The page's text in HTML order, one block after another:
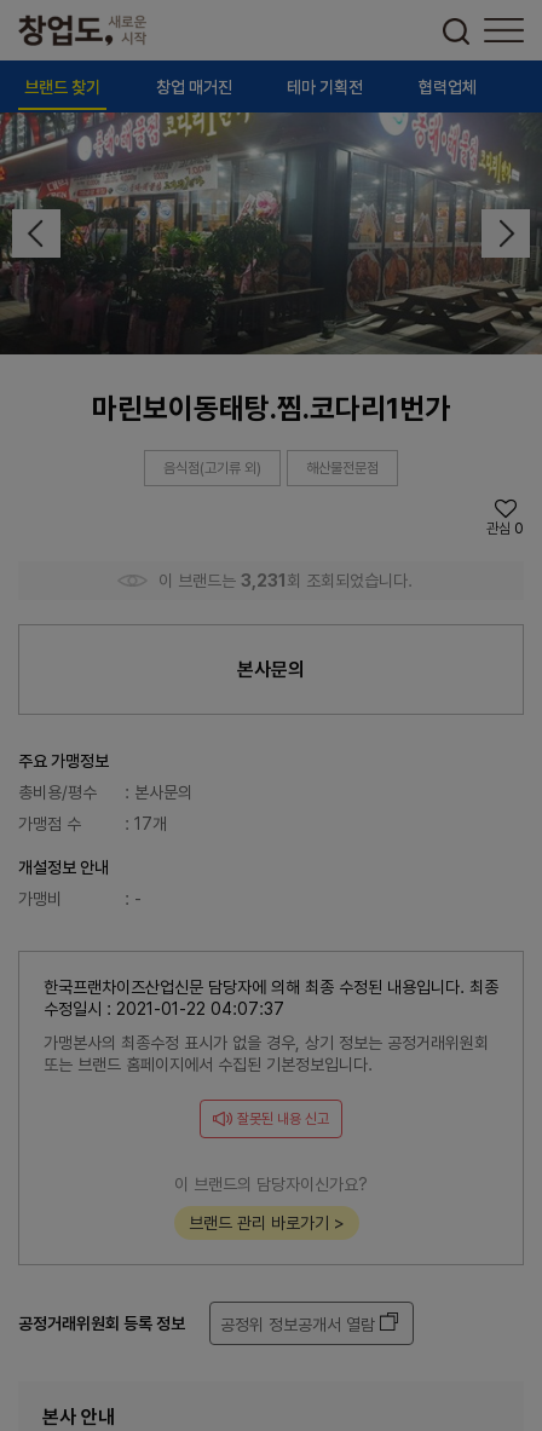
브랜드 찾기 창업 매거진 테마 기획전 협력업체
마린보이동태탕.찜.코다리1번가
음식점(고기류 외) 해산물전문점
관심 0
이 브랜드는 3,231 회 조회되었습니다.
본사문의
주요 가맹정보
총비용/평수
: 본사문의
가맹점 수
: 17개
개설정보 안내
가맹비
: -
한국프랜차이즈산업신문 담당자에 의해 최종 수정된 내용입니다. 최종
수정일시 : 2021-01-22 04:07:37
가맹본사의 최종수정 표시가 없을 경우, 상기 정보는 공정거래위원회
또는 브랜드 홈페이지에서 수집된 기본정보입니다.
잘못된 내용 신고
이 브랜드의 담당자이신가요?
브랜드 관리 바로가기 >
공정거래위원회 등록 정보 공정위 정보공개서 열람
본사 안내